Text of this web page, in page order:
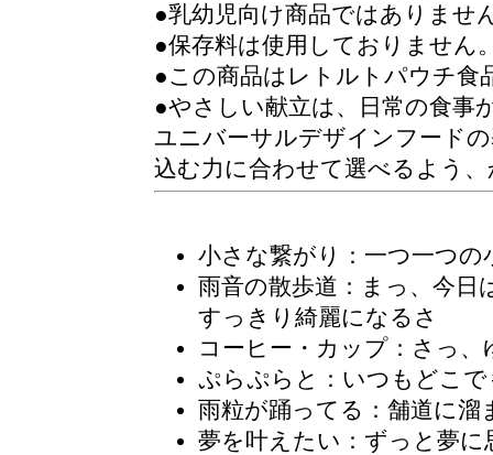
●乳幼児向け商品ではありませ
●保存料は使用しておりません
●この商品はレトルトパウチ食
●やさしい献立は、日常の食事
ユニバーサルデザインフード
込む力に合わせて選べるよう
小さな繋がり
：一つ一つ
雨音の散歩道 ：まっ、今
すっきり綺麗になるさ
コーヒー・カップ：さっ
ぷらぷらと ：いつもどこ
雨粒が踊ってる：舗道に
夢を叶えたい：ずっと夢